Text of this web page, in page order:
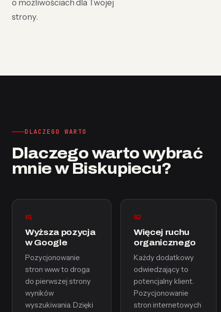
o możliwościach dla Twojej
strony.
DLACZEGO WARTO
Dlaczego warto wybrać
mnie w Biskupiecu?
01
Wyższa pozycja
w Google
Pozycjonowanie
stron www to droga
do pierwszej strony
wyników
wyszukiwania. Dzięki
02
Więcej ruchu
organicznego
Każdy dodatkowy
odwiedzający to
potencjalny klient.
Pozycjonowanie
stron internetowych